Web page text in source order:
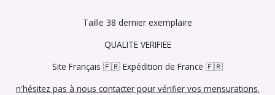
Taille 38 dernier exemplaire
QUALITE VERIFIEE
Site Français 🇫🇷 Expédition de France 🇫🇷
n'hésitez pas à nous contacter pour vérifier vos mensurations.